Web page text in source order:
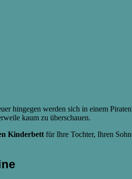
hingegen werden sich in einem
kaum zu überschauen.
Kinderbett für Ihre Tochter, Ihren